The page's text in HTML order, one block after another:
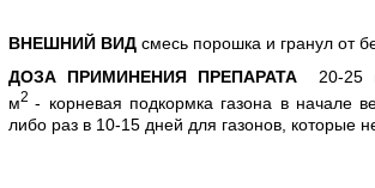
ВНЕШНИЙ ВИД смесь порошка и гранул от
ДОЗА ПРИМИНЕНИЯ ПРЕПАРАТА
20-25
м2 - корневая подкормка газона в начале
либо раз в 10-15 дней для газонов, которые не